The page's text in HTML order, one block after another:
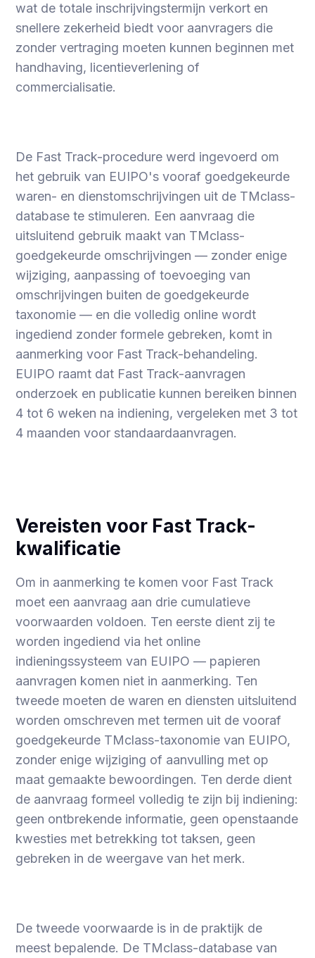
wat de totale inschrijvingstermijn verkort en
snellere zekerheid biedt voor aanvragers die
zonder vertraging moeten kunnen beginnen met
handhaving, licentieverlening of
commercialisatie.
De Fast Track-procedure werd ingevoerd om
het gebruik van EUIPO's vooraf goedgekeurde
waren- en dienstomschrijvingen uit de TMclass-
database te stimuleren. Een aanvraag die
uitsluitend gebruik maakt van TMclass-
goedgekeurde omschrijvingen — zonder enige
wijziging, aanpassing of toevoeging van
omschrijvingen buiten de goedgekeurde
taxonomie — en die volledig online wordt
ingediend zonder formele gebreken, komt in
aanmerking voor Fast Track-behandeling.
EUIPO raamt dat Fast Track-aanvragen
onderzoek en publicatie kunnen bereiken binnen
4 tot 6 weken na indiening, vergeleken met 3 tot
4 maanden voor standaardaanvragen.
Vereisten voor Fast Track-
kwalificatie
Om in aanmerking te komen voor Fast Track
moet een aanvraag aan drie cumulatieve
voorwaarden voldoen. Ten eerste dient zij te
worden ingediend via het online
indieningssysteem van EUIPO — papieren
aanvragen komen niet in aanmerking. Ten
tweede moeten de waren en diensten uitsluitend
worden omschreven met termen uit de vooraf
goedgekeurde TMclass-taxonomie van EUIPO,
zonder enige wijziging of aanvulling met op
maat gemaakte bewoordingen. Ten derde dient
de aanvraag formeel volledig te zijn bij indiening:
geen ontbrekende informatie, geen openstaande
kwesties met betrekking tot taksen, geen
gebreken in de weergave van het merk.
De tweede voorwaarde is in de praktijk de
meest bepalende. De TMclass-database van